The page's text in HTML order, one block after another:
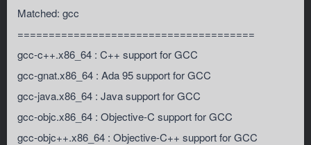
Matched: gcc
======================================
gcc-c++.x86_64 : C++ support for GCC
gcc-gnat.x86_64 : Ada 95 support for GCC
gcc-java.x86_64 : Java support for GCC
gcc-objc.x86_64 : Objective-C support for GCC
gcc-objc++.x86_64 : Objective-C++ support for GCC